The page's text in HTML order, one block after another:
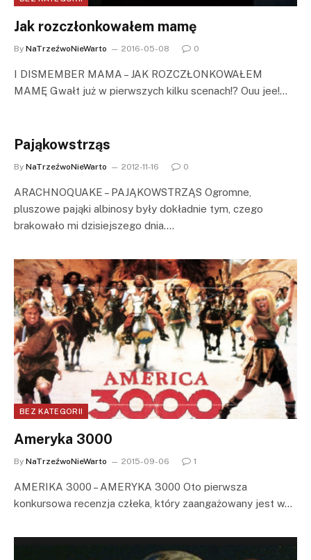
Jak rozczłonkowałem mamę
By NaTrzeźwoNieWarto 2016-05-08 0
I DISMEMBER MAMA – JAK ROZCZŁONKOWAŁEM
MAMĘ Gwałt już w pierwszych kilku scenach!? Ouu jee!…
Pająkowstrząs
By NaTrzeźwoNieWarto 2012-11-16 0
ARACHNOQUAKE – PAJĄKOWSTRZĄS Ogromne,
pluszowe pająki albinosy były dokładnie tym, czego
brakowało mi dzisiejszego dnia.…
BEZ KATEGORII
Ameryka 3000
By NaTrzeźwoNieWarto 2015-09-06 1
AMERIKA 3000 – AMERYKA 3000 Oto pierwsza
konkursowa recenzja człeka, który zaangażowany jest w…